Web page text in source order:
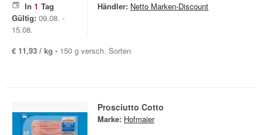
In 1 Tag
Gültig: 09.08. -
15.08.
Händler: Netto Marken-Discount
€ 11,93 / kg - 150 g versch. Sorten
Prosciutto Cotto
Marke: Hofmaier